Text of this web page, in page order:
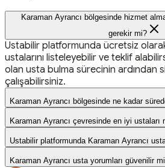
Karaman Ayrancı bölgesinde hizmet
gerekir mi?
Ustabilir platformunda ücretsiz
ustalarını listeleyebilir ve teklif
olan usta bulma sürecinin ardından
çalışabilirsiniz.
Karaman Ayrancı bölgesinde ne kadar
Karaman Ayrancı çevresinde en iyi ustaları
Ustabilir platformunda Karaman Ayrancı
Karaman Ayrancı usta yorumları güvenilir